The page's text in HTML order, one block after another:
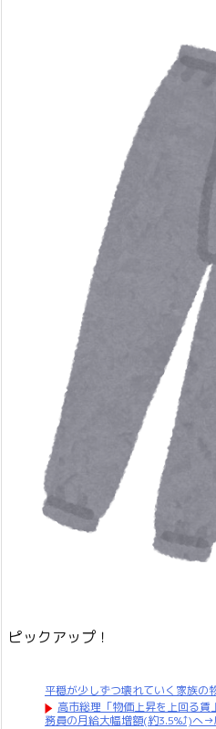
ピックアップ！
平穏が少しずつ壊れていく家族の
高市総理「物価上昇を上回る
務員の月給大幅増額(約3.5%⤴)へ